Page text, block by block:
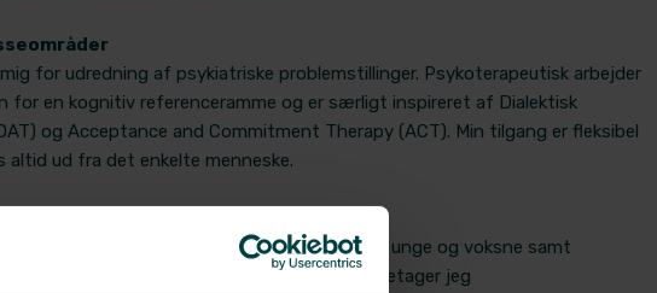
for udredning af psykiatriske problemstillinger. Psykoterapeutisk arbejder
for en kognitiv referenceramme og er særligt inspireret af Dialektisk
og Acceptance and Commitment Therapy (ACT). Min tilgang er fleksibel
ud fra det enkelte menneske.
jeg med individuelle terapeutiske forløb med unge og voksne samt
af psykiatriske problemstillinger. Dertil varetager jeg